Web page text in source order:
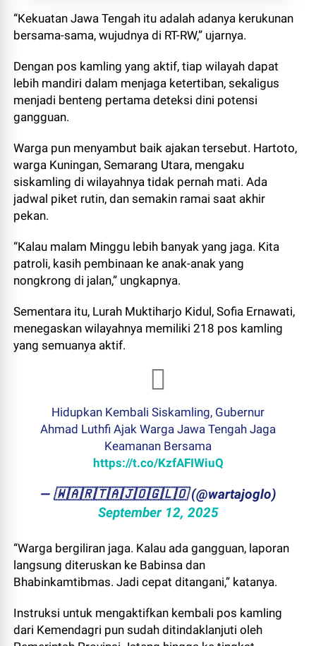
“Kekuatan Jawa Tengah itu adalah adanya kerukunan
bersama-sama, wujudnya di RT-RW,” ujarnya.
Dengan pos kamling yang aktif, tiap wilayah dapat
lebih mandiri dalam menjaga ketertiban, sekaligus
menjadi benteng pertama deteksi dini potensi
gangguan.
Warga pun menyambut baik ajakan tersebut. Hartoto,
warga Kuningan, Semarang Utara, mengaku
siskamling di wilayahnya tidak pernah mati. Ada
jadwal piket rutin, dan semakin ramai saat akhir
pekan.
“Kalau malam Minggu lebih banyak yang jaga. Kita
patroli, kasih pembinaan ke anak-anak yang
nongkrong di jalan,” ungkapnya.
Sementara itu, Lurah Muktiharjo Kidul, Sofia Ernawati,
menegaskan wilayahnya memiliki 218 pos kamling
yang semuanya aktif.
Hidupkan Kembali Siskamling, Gubernur
Ahmad Luthfi Ajak Warga Jawa Tengah Jaga
Keamanan Bersama
https://t.co/KzfAFIWiuQ
— ​🇼​​🇦​​🇷​​🇹​​🇦​​🇯​​🇴​​🇬​​🇱​​🇴 (@wartajoglo)
September 12, 2025
“Warga bergiliran jaga. Kalau ada gangguan, laporan
langsung diteruskan ke Babinsa dan
Bhabinkamtibmas. Jadi cepat ditangani,” katanya.
Instruksi untuk mengaktifkan kembali pos kamling
dari Kemendagri pun sudah ditindaklanjuti oleh